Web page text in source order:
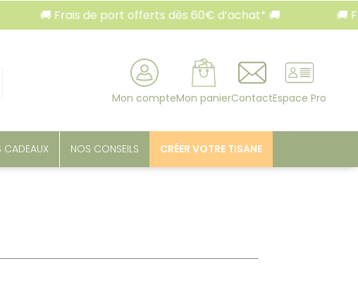
🚚 Frais de port offerts dès 60€ d’achat* 🚚 🚚
Mon compteMon panierContactEspace Pro
CADEAUX NOS CONSEILS CRÉER VOTRE TISANE